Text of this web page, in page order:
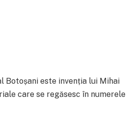
Botoșani este invenția lui Mihai
care se regăsesc în numerele